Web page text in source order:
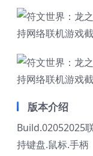
版本介绍
Build.02052025
持键盘.鼠标.手柄